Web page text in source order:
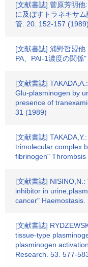
[文献書誌] 菅原芳明
に及ぼすトラネキサ
管. 20. 152-157 (1989)
[文献書誌] 浦野哲盟
PA、PAI-1濃度の関
[文献書誌]
Glu-plasminogen by
presence of
31 (1989)
[文献書誌]
trimolecular complex
fibrinogen"
[文献書誌]
inhibitor in
cancer" Haemostasis.
[文献書誌]
tissue-type
plasminogen
Research. 53. 577-